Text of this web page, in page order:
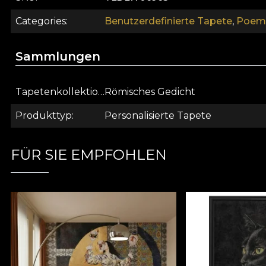
Akzenten aus Neonfarben und Graffiti. Aus Liebe
abbaubaren Materialien hergestellt. Aus diesem
einfach zu installieren ist.
Categories Benutzerdefinierte Tapete,
Sammlungen
Tapetenkollektion Römisches Gedicht
Produkttyp Personalisierte Tapete
FÜR SIE EMPFOHLEN